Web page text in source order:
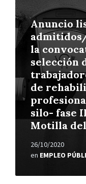
Anuncio
la
selección
de
silo- fase
Motilla
26/10/2020
en EMPLEO